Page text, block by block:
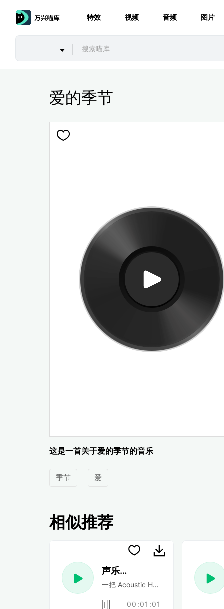
特效 视频 音频 图片
爱的季节
这是一首关于爱的季节的音乐
季节 爱
相似推荐
声乐民谣
一把 Acoustic Happy 民谣吉他，带有
00:01:01